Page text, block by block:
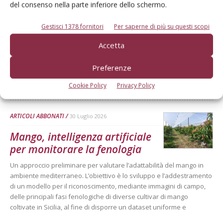
del consenso nella parte inferiore dello schermo.
Gestisci 1378 fornitori Per saperne di più su questi scopi
Accetta
Preferenze
Cookie Policy Privacy Policy
scenderà sotto i 10 milioni di
Secondo le previsioni di Prognosfruit 2026, pesano nel bilancio gli
eventi climatici estremi. Ma le prospettive di mercato sono buone
Redazione Frutticoltura
ARTICOLI ABBONATI 30 Luglio 2026
Mango, intelligenza artificiale
per monitorare la fenologia
Un approccio preliminare per valutare l’adattabilità del mango in
ambiente mediterraneo. L’obiettivo è lo sviluppo e l’addestramento
di un modello per il riconoscimento, mediante immagini di campo,
delle principali fasi fenologiche di diverse cultivar di mango
coltivate in Sicilia, al fine di disporre un dataset uniforme e